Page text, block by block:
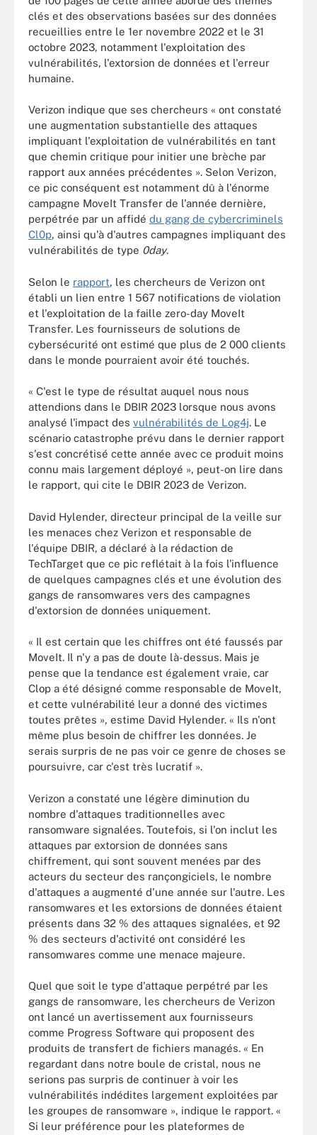
clés et des observations basées sur des données
recueillies entre le 1er novembre 2022 et le 31
octobre 2023, notamment l'exploitation des
vulnérabilités, l'extorsion de données et l'erreur
humaine.
Verizon indique que ses chercheurs « ont constaté
une augmentation substantielle des attaques
impliquant l'exploitation de vulnérabilités en tant
que chemin critique pour initier une brèche par
rapport aux années précédentes ». Selon Verizon,
ce pic conséquent est notamment dû à l'énorme
campagne MoveIt Transfer de l'année dernière,
perpétrée par un affidé du gang de cybercriminels
Cl0p, ainsi qu'à d'autres campagnes impliquant des
vulnérabilités de type 0day.
Selon le rapport, les chercheurs de Verizon ont
établi un lien entre 1 567 notifications de violation
et l'exploitation de la faille zero-day MoveIt
Transfer. Les fournisseurs de solutions de
cybersécurité ont estimé que plus de 2 000 clients
dans le monde pourraient avoir été touchés.
« C'est le type de résultat auquel nous nous
attendions dans le DBIR 2023 lorsque nous avons
analysé l'impact des vulnérabilités de Log4j. Le
scénario catastrophe prévu dans le dernier rapport
s'est concrétisé cette année avec ce produit moins
connu mais largement déployé », peut-on lire dans
le rapport, qui cite le DBIR 2023 de Verizon.
David Hylender, directeur principal de la veille sur
les menaces chez Verizon et responsable de
l'équipe DBIR, a déclaré à la rédaction de
TechTarget que ce pic reflétait à la fois l'influence
de quelques campagnes clés et une évolution des
gangs de ransomwares vers des campagnes
d'extorsion de données uniquement.
« Il est certain que les chiffres ont été faussés par
MoveIt. Il n'y a pas de doute là-dessus. Mais je
pense que la tendance est également vraie, car
Clop a été désigné comme responsable de MoveIt,
et cette vulnérabilité leur a donné des victimes
toutes prêtes », estime David Hylender. « Ils n'ont
même plus besoin de chiffrer les données. Je
serais surpris de ne pas voir ce genre de choses se
poursuivre, car c'est très lucratif ».
Verizon a constaté une légère diminution du
nombre d'attaques traditionnelles avec
ransomware signalées. Toutefois, si l'on inclut les
attaques par extorsion de données sans
chiffrement, qui sont souvent menées par des
acteurs du secteur des rançongiciels, le nombre
d'attaques a augmenté d'une année sur l'autre. Les
ransomwares et les extorsions de données étaient
présents dans 32 % des attaques signalées, et 92
% des secteurs d'activité ont considéré les
ransomwares comme une menace majeure.
Quel que soit le type d'attaque perpétré par les
gangs de ransomware, les chercheurs de Verizon
ont lancé un avertissement aux fournisseurs
comme Progress Software qui proposent des
produits de transfert de fichiers managés. « En
regardant dans notre boule de cristal, nous ne
serions pas surpris de continuer à voir les
vulnérabilités indédites largement exploitées par
les groupes de ransomware », indique le rapport. «
Si leur préférence pour les plateformes de